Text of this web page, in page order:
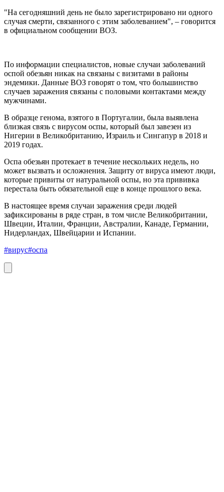
"На сегодняшний день не было зарегистрировано ни одного
случая смерти, связанного с этим заболеванием", – говорится
в официальном сообщении ВОЗ.
По информации специалистов, новые случаи заболеваний
оспой обезьян никак на связаны с визитами в районы
эндемики. Данные ВОЗ говорят о том, что большинство
случаев заражения связаны с половыми контактами между
мужчинами.
В образце генома, взятого в Португалии, была выявлена
близкая связь с вирусом оспы, который был завезен из
Нигерии в Великобританию, Израиль и Сингапур в 2018 и
2019 годах.
Оспа обезьян протекает в течение нескольких недель, но
может вызвать и осложнения. Защиту от вируса имеют люди,
которые привиты от натуральной оспы, но эта прививка
перестала быть обязательной еще в конце прошлого века.
В настоящее время случаи заражения среди людей
зафиксированы в ряде стран, в том числе Великобритании,
Швеции, Италии, Франции, Австралии, Канаде, Германии,
Нидерландах, Швейцарии и Испании.
#вирус#оспа